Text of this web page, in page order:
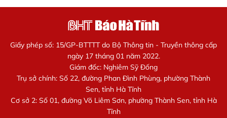
Giấy phép số: 15/GP-BTTTT do Bộ Thông tin - Truyền thông cấp
ngày 17 tháng 01 năm 2022.
Giám đốc: Nghiêm Sỹ Đống
Trụ sở chính: Số 22, đường Phan Đình Phùng, phường Thành
Sen, tỉnh Hà Tĩnh
Cơ sở 2: Số 01, đường Võ Liêm Sơn, phường Thành Sen, tỉnh Hà
Tĩnh